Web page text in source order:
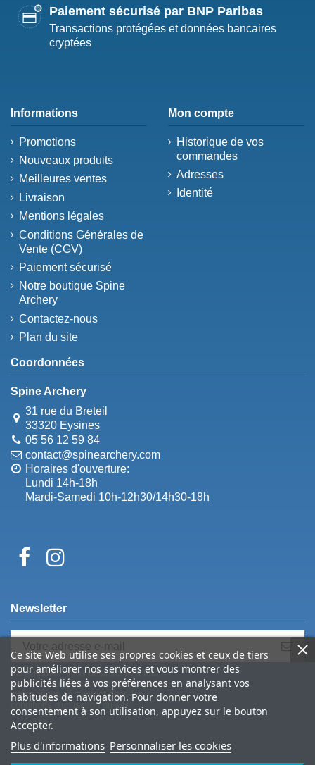
Paiement sécurisé par BNP Paribas
Transactions protégées et données bancaires
cryptées
Informations
Promotions
Nouveaux produits
Meilleures ventes
Livraison
Mentions légales
Conditions Générales de
Vente (CGV)
Paiement sécurisé
Notre boutique Spine
Archery
Contactez-nous
Plan du site
Mon compte
Historique de vos
commandes
Adresses
Identité
Coordonnées
Spine Archery
31 rue du Breteil
33320 Eysines
05 56 12 59 84
contact@spinearchery.com
Horaires d'ouverture:
Lundi 14h-18h
Mardi-Samedi 10h-12h30/14h30-18h
Ce site Web utilise ses propres cookies et ceux de tiers
pour améliorer nos services et vous montrer des
publicités liées à vos préférences en analysant vos
habitudes de navigation. Pour donner votre
consentement à son utilisation, appuyez sur le bouton
Accepter.
Plus d'informations Personnaliser les cookies
Newsletter
Vous pouvez vous désinscrire à tout
moment. Vous trouverez pour cela nos
informations de contact dans les
conditions d'utilisation du site.